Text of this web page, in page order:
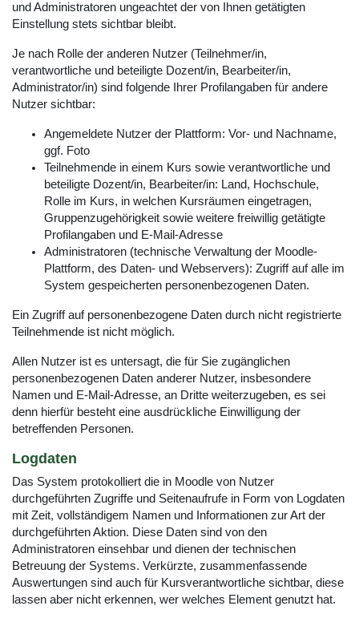
und Administratoren ungeachtet der von Ihnen getätigten
Einstellung stets sichtbar bleibt.
Je nach Rolle der anderen Nutzer (Teilnehmer/in,
verantwortliche und beteiligte Dozent/in, Bearbeiter/in,
Administrator/in) sind folgende Ihrer Profilangaben für andere
Nutzer sichtbar:
Angemeldete Nutzer der Plattform: Vor- und Nachname,
ggf. Foto
Teilnehmende in einem Kurs sowie verantwortliche und
beteiligte Dozent/in, Bearbeiter/in: Land, Hochschule,
Rolle im Kurs, in welchen Kursräumen eingetragen,
Gruppenzugehörigkeit sowie weitere freiwillig getätigte
Profilangaben und E-Mail-Adresse
Administratoren (technische Verwaltung der Moodle-
Plattform, des Daten- und Webservers): Zugriff auf alle im
System gespeicherten personenbezogenen Daten.
Ein Zugriff auf personenbezogene Daten durch nicht registrierte
Teilnehmende ist nicht möglich.
Allen Nutzer ist es untersagt, die für Sie zugänglichen
personenbezogenen Daten anderer Nutzer, insbesondere
Namen und E-Mail-Adresse, an Dritte weiterzugeben, es sei
denn hierfür besteht eine ausdrückliche Einwilligung der
betreffenden Personen.
Logdaten
Das System protokolliert die in Moodle von Nutzer
durchgeführten Zugriffe und Seitenaufrufe in Form von Logdaten
mit Zeit, vollständigem Namen und Informationen zur Art der
durchgeführten Aktion. Diese Daten sind von den
Administratoren einsehbar und dienen der technischen
Betreuung der Systems. Verkürzte, zusammenfassende
Auswertungen sind auch für Kursverantwortliche sichtbar, diese
lassen aber nicht erkennen, wer welches Element genutzt hat.